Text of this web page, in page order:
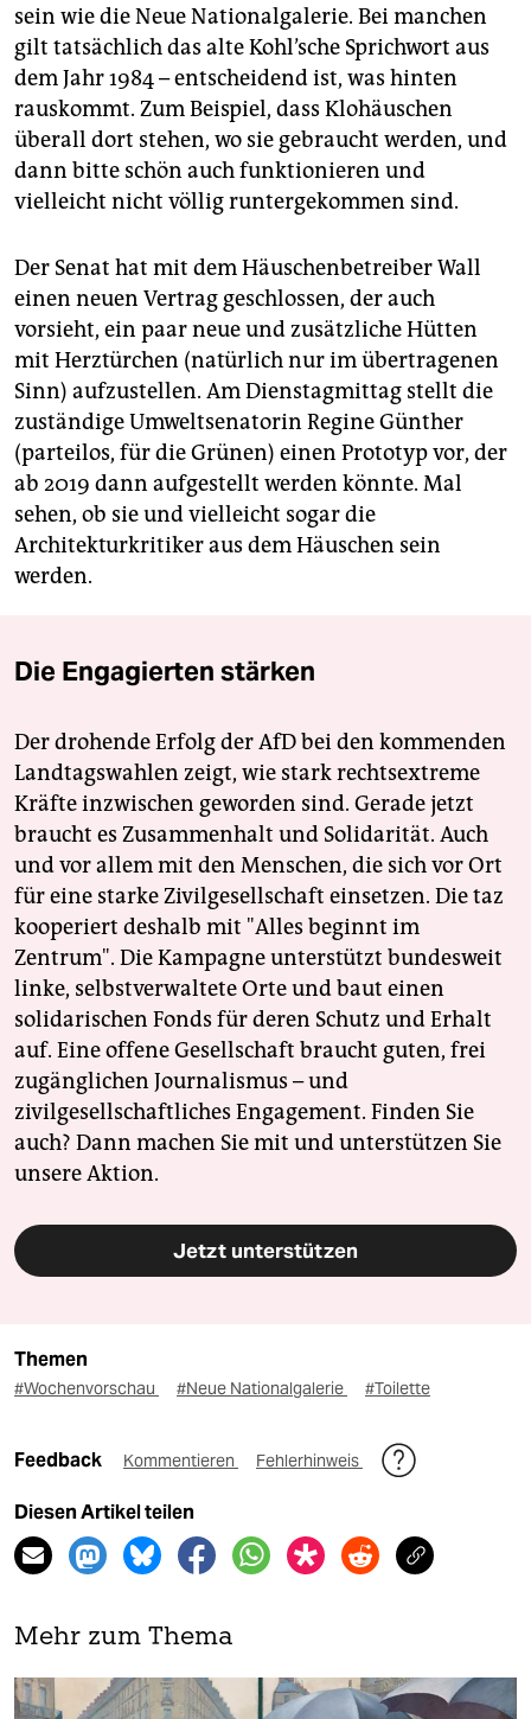
sein wie die Neue Nationalgalerie. Bei manchen
gilt tatsächlich das alte Kohl’sche Sprichwort aus
dem Jahr 1984 – entscheidend ist, was hinten
rauskommt. Zum Beispiel, dass Klohäuschen
überall dort stehen, wo sie gebraucht werden, und
dann bitte schön auch funktionieren und
vielleicht nicht völlig runtergekommen sind.
Der Senat hat mit dem Häuschenbetreiber Wall
einen neuen Vertrag geschlossen, der auch
vorsieht, ein paar neue und zusätzliche Hütten
mit Herztürchen (natürlich nur im übertragenen
Sinn) aufzustellen. Am Dienstagmittag stellt die
zuständige Umweltsenatorin Regine Günther
(parteilos, für die Grünen) einen Prototyp vor, der
ab 2019 dann aufgestellt werden könnte. Mal
sehen, ob sie und vielleicht sogar die
Architekturkritiker aus dem Häuschen sein
werden.
Die Engagierten stärken
Der drohende Erfolg der AfD bei den kommenden
Landtagswahlen zeigt, wie stark rechtsextreme
Kräfte inzwischen geworden sind. Gerade jetzt
braucht es Zusammenhalt und Solidarität. Auch
und vor allem mit den Menschen, die sich vor Ort
für eine starke Zivilgesellschaft einsetzen. Die taz
kooperiert deshalb mit "Alles beginnt im
Zentrum". Die Kampagne unterstützt bundesweit
linke, selbstverwaltete Orte und baut einen
solidarischen Fonds für deren Schutz und Erhalt
auf. Eine offene Gesellschaft braucht guten, frei
zugänglichen Journalismus – und
zivilgesellschaftliches Engagement. Finden Sie
auch? Dann machen Sie mit und unterstützen Sie
unsere Aktion.
Jetzt unterstützen
Themen
#Wochenvorschau #Neue Nationalgalerie #Toilette
Feedback Kommentieren Fehlerhinweis
Diesen Artikel teilen
Mehr zum Thema